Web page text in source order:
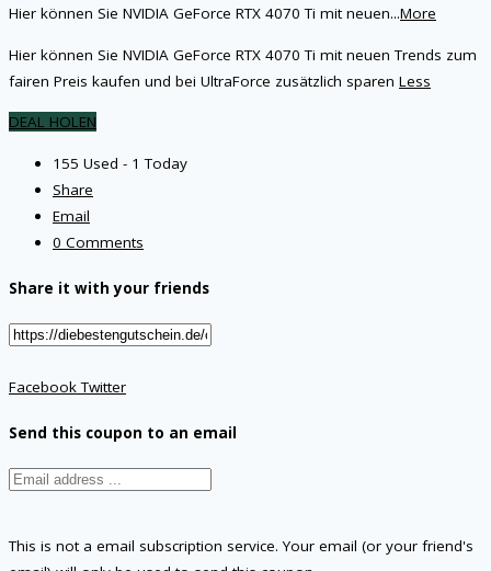
Hier können Sie NVIDIA GeForce RTX 4070 Ti mit neuen...More
Hier können Sie NVIDIA GeForce RTX 4070 Ti mit neuen Trends zum
fairen Preis kaufen und bei UltraForce zusätzlich sparen Less
DEAL HOLEN
155 Used - 1 Today
Share
Email
0 Comments
Share it with your friends
FacebookTwitter
Send this coupon to an email
This is not a email subscription service. Your email (or your friend's